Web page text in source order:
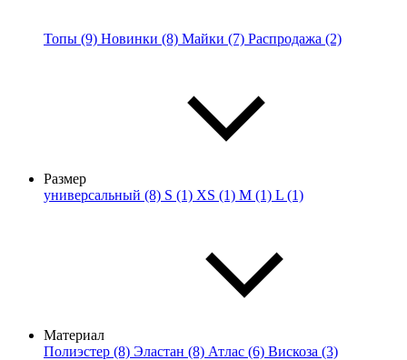
Топы (9) Новинки (8) Майки (7) Распродажа (2)
Размер
универсальный (8) S (1) XS (1) M (1) L (1)
Материал
Полиэстер (8) Эластан (8) Атлас (6) Вискоза (3)